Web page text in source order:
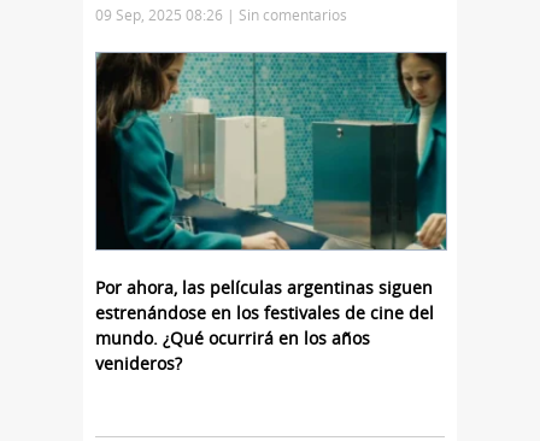
09 Sep, 2025 08:26 | Sin comentarios
Por ahora, las películas argentinas siguen
estrenándose en los festivales de cine del
mundo. ¿Qué ocurrirá en los años
venideros?